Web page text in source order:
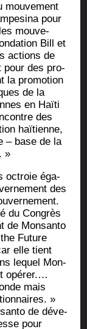
mou­ve­ment
pour
mou­ve­
Bill et
actions de
pour des pro­
la pro­mo­tion
de la
en Haï­ti
des
haï­tienne,
– base de la
»
octroie éga­
des
du Congrès
de Mon­san­to
Future
elle tient
lequel Mon­
opé­rer.…
mais
»
de déve­
pour